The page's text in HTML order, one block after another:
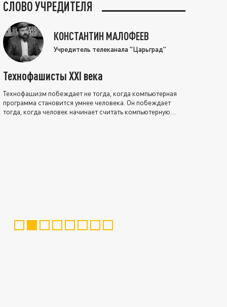
СЛОВО УЧРЕДИТЕЛЯ
КОНСТАНТИН МАЛОФЕЕВ
Учредитель телеканала "Царьград"
Технофашисты XXI века
Технофашизм побеждает не тогда, когда компьютерная
программа становится умнее человека. Он побеждает
тогда, когда человек начинает считать компьютерную